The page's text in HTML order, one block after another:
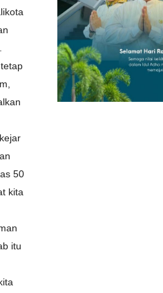
50
kita
itu